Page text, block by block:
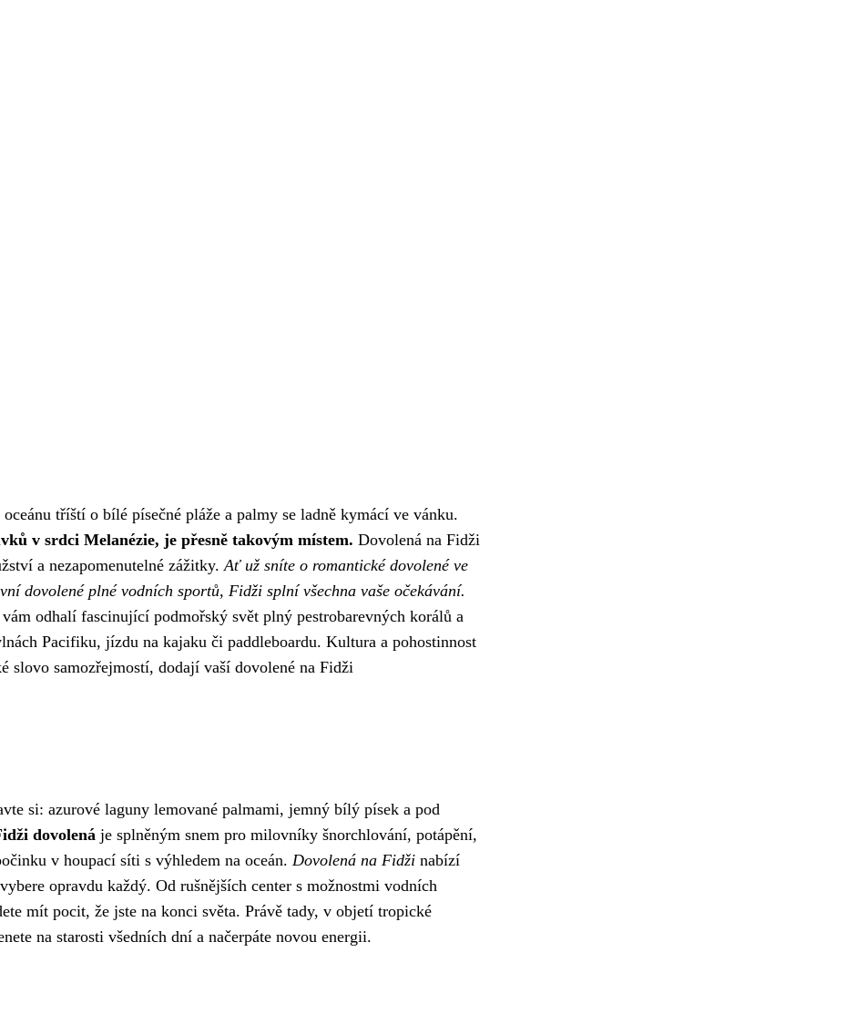
tříští o bílé písečné pláže a palmy se ladně kymácí ve vánku.
v srdci Melanézie, je přesně takovým místem. Dovolená na Fidži
a nezapomenutelné zážitky.Ať už sníte o romantické dovolené ve
dovolené plné vodních sportů, Fidži splní všechna vaše očekávání.
odhalí fascinující podmořský svět plný pestrobarevných korálů a
Pacifiku, jízdu na kajaku či paddleboardu. Kultura a pohostinnost
slovo samozřejmostí, dodají vaší dovolené na Fidži
si: azurové laguny lemované palmami, jemný bílý písek a pod
dovolená je splněným snem pro milovníky šnorchlování, potápění,
v houpací síti s výhledem na oceán. Dovolená na Fidži nabízí
opravdu každý. Od rušnějších center s možnostmi vodních
mít pocit, že jste na konci světa. Právě tady, v objetí tropické
na starosti všedních dní a načerpáte novou energii.